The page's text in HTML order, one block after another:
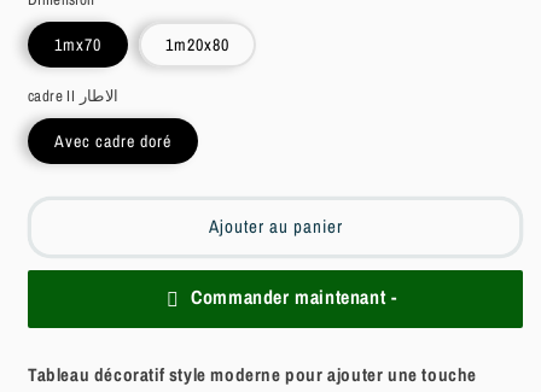
1mx70 1m20x80
cadre II الاطار
Avec cadre doré
Ajouter au panier
Commander maintenant -
Tableau décoratif style moderne pour ajouter une touche